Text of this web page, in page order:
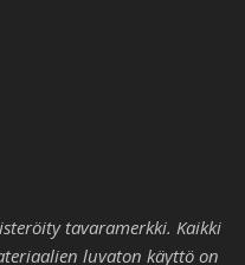
tavaramerkki. Kaikki
luvaton käyttö on